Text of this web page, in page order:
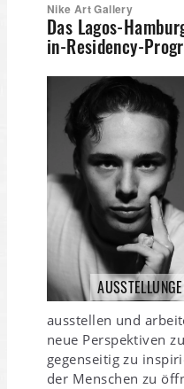
Nike Art Gallery
Das Lagos-
in-Residency-
ausstellen und
neue Perspektiven
gegenseitig zu
der Menschen zu